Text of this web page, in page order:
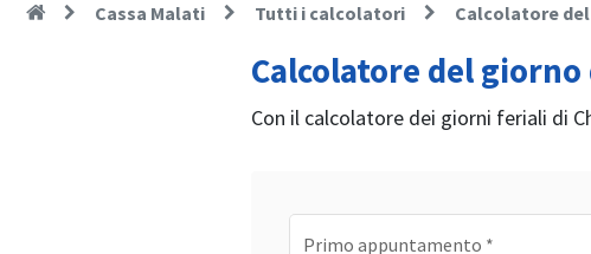
Cassa Malati Tutti i calcolatori Calcolatore
Calcolatore del
Con il calcolatore dei giorni feriali di
Primo appuntamento *